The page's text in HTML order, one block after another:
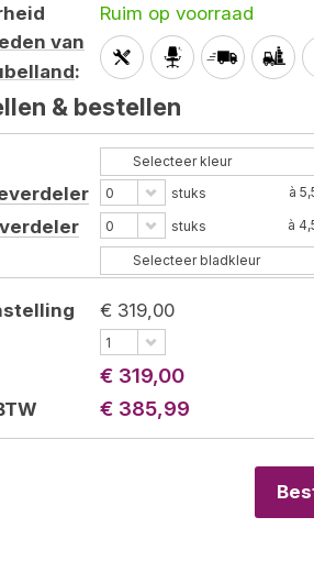
Ruim op voorraad
van
:
& bestellen
Selecteer kleur
0 stuks à
0 stuks à
Selecteer bladkleur
€ 319,00
1
€ 319,00
€ 385,99